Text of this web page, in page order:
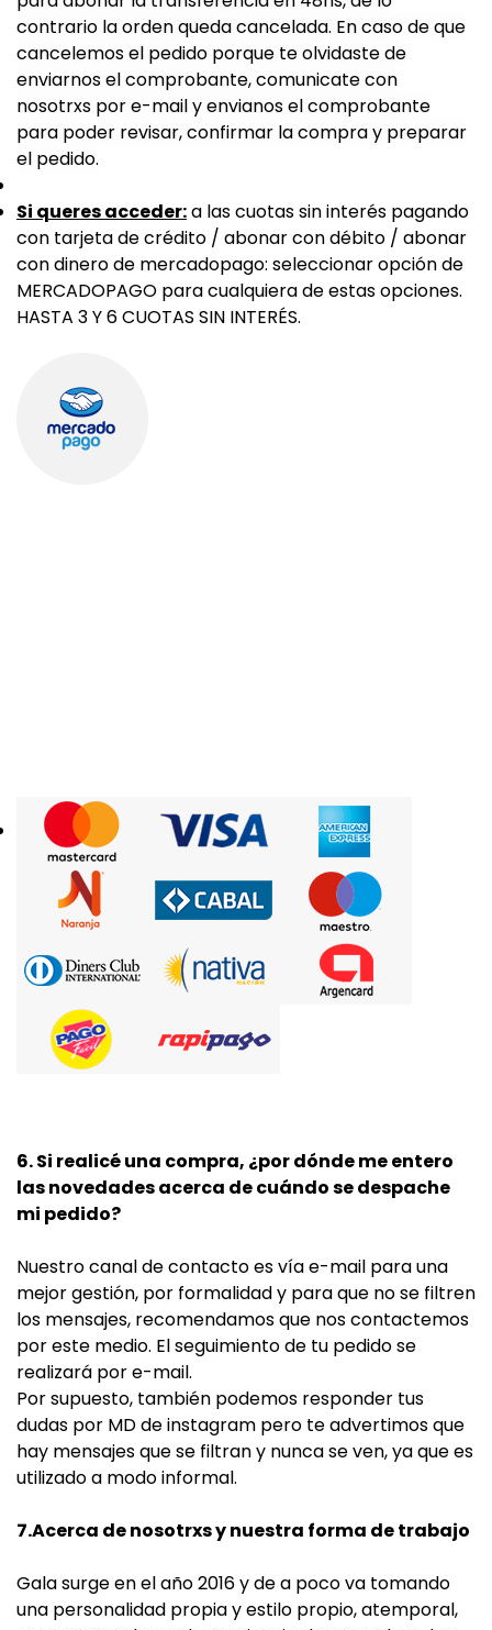
contrario la orden queda cancelada. En caso de que
cancelemos el pedido porque te olvidaste de
enviarnos el comprobante, comunicate con
nosotrxs por e-mail y envianos el comprobante
para poder revisar, confirmar la compra y preparar
el pedido.
Si queres acceder:a las cuotas sin interés pagando
con tarjeta de crédito / abonar con débito / abonar
con dinero de mercadopago: seleccionar opción de
MERCADOPAGO para cualquiera de estas opciones.
HASTA 3 Y 6 CUOTAS SIN INTERÉS.
6. Si realicé una compra, ¿por dónde me entero
las novedades acerca de cuándo se despache
mi pedido?
Nuestro canal de contacto es vía e-mail para una
mejor gestión, por formalidad y para que no se filtren
los mensajes, recomendamos que nos contactemos
por este medio. El seguimiento de tu pedido se
realizará por e-mail.
Por supuesto, también podemos responder tus
dudas por MD de instagram pero te advertimos que
hay mensajes que se filtran y nunca se ven, ya que es
utilizado a modo informal.
7.Acerca de nosotrxs y nuestra forma de trabajo
Gala surge en el año 2016 y de a poco va tomando
una personalidad propia y estilo propio, atemporal,